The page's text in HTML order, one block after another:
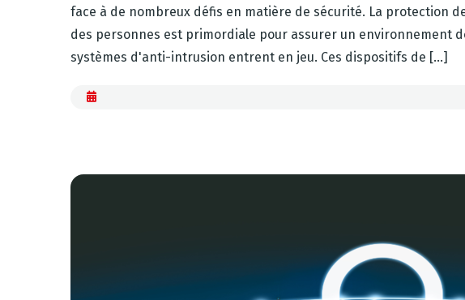
face à de nombreux défis en matière de sécurité. La protection
des personnes est primordiale pour assurer un environnement
systèmes d'anti-intrusion entrent en jeu. Ces dispositifs de [...]